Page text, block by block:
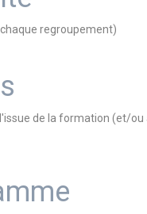
regroupement)
de la formation (et/ou